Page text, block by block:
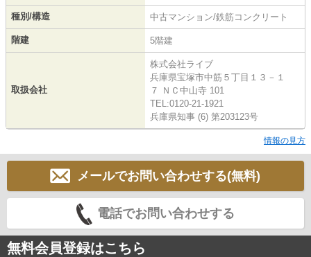
種別/構造 中古マンション/鉄筋コンクリート
階建 5階建
取扱会社
株式会社ライブ
兵庫県宝塚市中筋５丁目１３－１
７ ＮＣ中山寺 101
TEL:0120-21-1921
兵庫県知事 (6) 第203123号
情報の見方
メールでお問い合わせする(無料)
電話でお問い合わせする
無料会員登録はこちら